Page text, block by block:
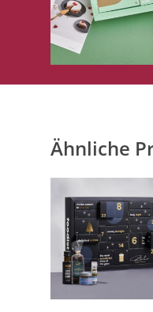
Ähnliche